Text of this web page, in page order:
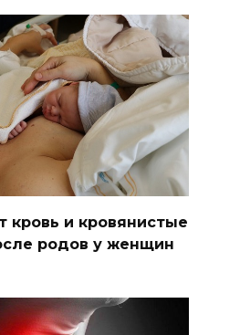
кровь и кровянистые
родов у женщин